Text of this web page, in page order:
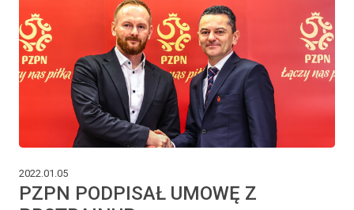
2022.01.05
PZPN PODPISAŁ UMOWĘ Z